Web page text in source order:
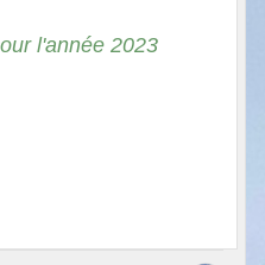
l'année 2023